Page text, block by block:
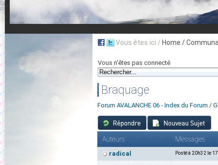
Vous êtes ici / Home /
Vous n'êtes pas connecté
Braquage
Forum AVALANCHE 06 - Index du Forum /
Auteurs Messages
radical Posté à 20h32 le